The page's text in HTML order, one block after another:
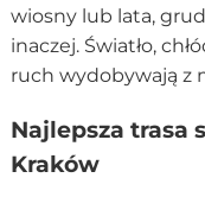
wiosny lub lata,
inaczej. Światło,
ruch wydobywają z
Najlepsza trasa
Kraków